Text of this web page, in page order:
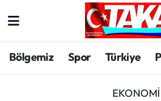
Bölgemiz Spor Türkiye
EKONOMI
Spor
Trabzon Hava Durumu